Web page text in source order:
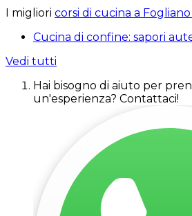
I migliori corsi di cucina a
Cucina di confine: sapori
Vedi tutti
Hai bisogno di aiuto per
un'esperienza? Contattaci!